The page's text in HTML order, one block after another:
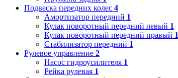
Подвеска передних колес 4
Амортизатор передний 1
Кулак поворотный передний левый 1
Кулак поворотный передний правый 1
Стабилизатор передний 1
Рулевое управление 2
Насос гидроусилителя 1
Рейка рулевая 1